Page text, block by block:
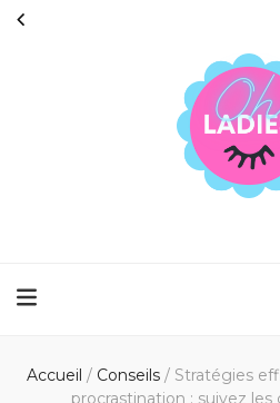
Accueil / Conseils / Stratégies
procrastination : suivez les